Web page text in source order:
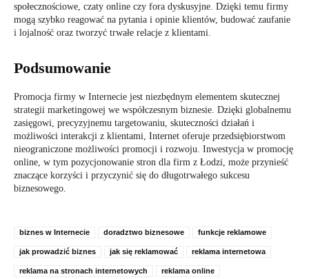
społecznościowe, czaty online czy fora dyskusyjne. Dzięki temu firmy
mogą szybko reagować na pytania i opinie klientów, budować zaufanie
i lojalność oraz tworzyć trwałe relacje z klientami.
Podsumowanie
Promocja firmy w Internecie jest niezbędnym elementem skutecznej
strategii marketingowej we współczesnym biznesie. Dzięki globalnemu
zasięgowi, precyzyjnemu targetowaniu, skuteczności działań i
możliwości interakcji z klientami, Internet oferuje przedsiębiorstwom
nieograniczone możliwości promocji i rozwoju. Inwestycja w promocję
online, w tym pozycjonowanie stron dla firm z Łodzi, może przynieść
znaczące korzyści i przyczynić się do długotrwałego sukcesu
biznesowego.
biznes w Internecie doradztwo biznesowe funkcje reklamowe
jak prowadzić biznes jak się reklamować reklama internetowa
reklama na stronach internetowych reklama online